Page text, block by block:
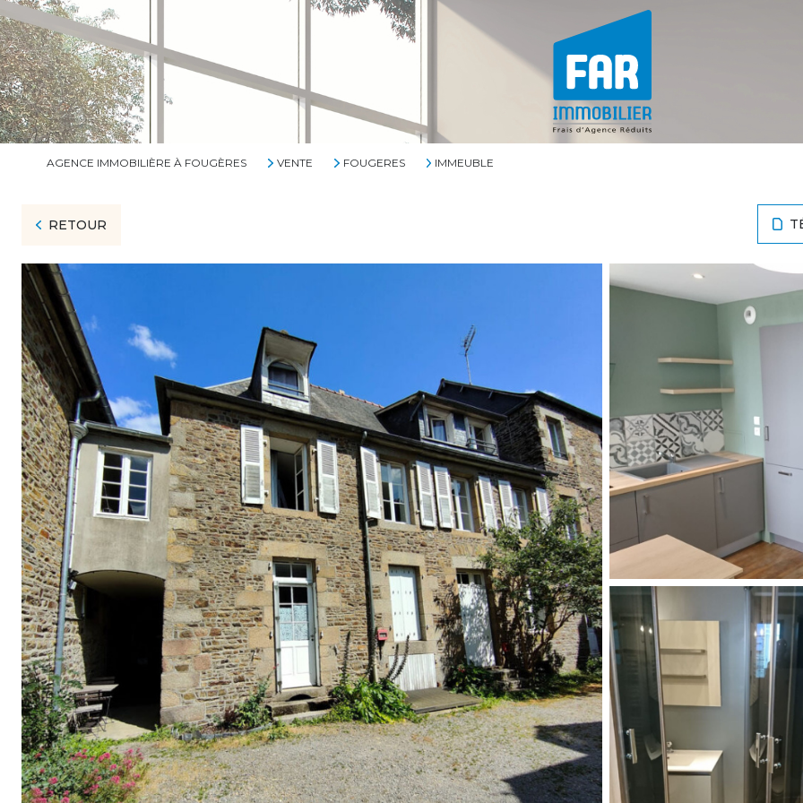
AGENCE IMMOBILIÈRE À FOUGÈRES VENTE FOUGERES IMMEUBLE
RETOUR